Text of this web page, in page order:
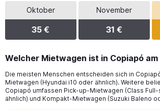
Oktober
35 €
November
31 €
Welcher Mietwagen ist in Copiapó
Die meisten Menschen entscheiden sich in
Mietwagen (Hyundai i10 oder ähnlich). Weitere
Copiapó umfassen Pick-up-Mietwagen (Class
ähnlich) und Kompakt-Mietwagen (Suzuki Baleno